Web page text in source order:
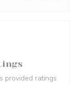
provided ratings